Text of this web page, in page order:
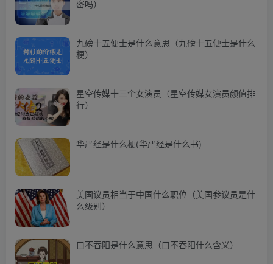
密吗）
九磅十五便士是什么意思（九磅十五便士是什么
梗）
星空传媒十三个女演员（星空传媒女演员颜值排
行）
华严经是什么梗(华严经是什么书)
美国议员相当于中国什么职位（美国参议员是什
么级别）
口不吞阳是什么意思（口不吞阳什么含义）